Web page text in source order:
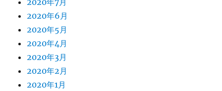
2020年7月
2020年6月
2020年5月
2020年4月
2020年3月
2020年2月
2020年1月